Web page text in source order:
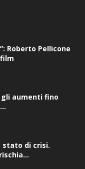
Roberto Pellicone
gli aumenti fino
stato di crisi.